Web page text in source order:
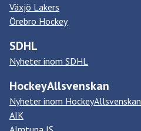
Växjö Lakers
Örebro Hockey
SDHL
Nyheter inom SDHL
HockeyAllsvenskan
Nyheter inom HockeyAllsvenskan
AIK